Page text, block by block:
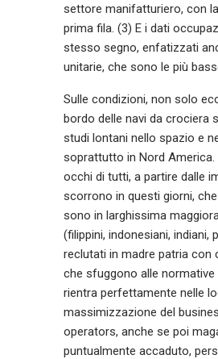
settore manifatturiero, con
prima fila. (3) E i dati
stesso segno, enfatizzati
unitarie, che sono le più
Sulle condizioni, non solo
bordo delle navi da crociera
studi lontani nello spazio e
soprattutto in Nord
occhi di tutti, a partire dalle
scorrono in questi giorni,
sono in larghissima
(filippini, indonesiani, indiani,
reclutati in madre patria con
che sfuggono alle normative
rientra perfettamente nelle
massimizzazione del
operators, anche se poi
puntualmente accaduto,